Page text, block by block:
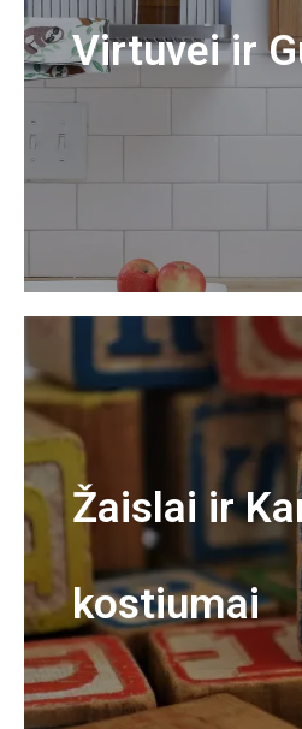
Virtuvei ir
Žaislai ir
kostiumai